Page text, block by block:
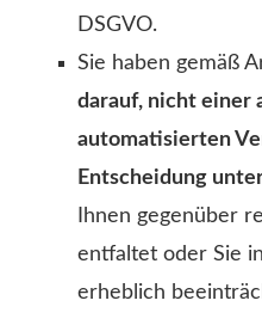
DSGVO.
Sie haben gemäß
darauf, nicht einer
automatisierten
Entscheidung
Ihnen gegenüber
entfaltet oder Sie
erheblich